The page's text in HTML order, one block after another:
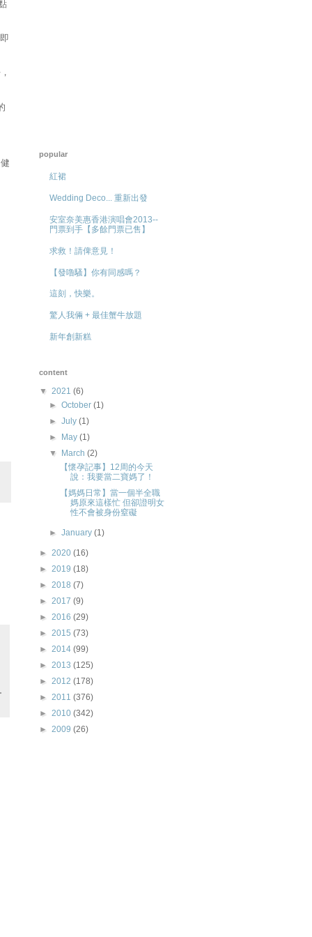
popular
紅裙
Wedding Deco... 重新出發
安室奈美惠香港演唱會2013--
門票到手【多餘門票已售】
求救！請俾意見！
【發嚕騷】你有同感嗎？
這刻，快樂。
驚人我倆 + 最佳蟹牛放題
新年創新糕
content
▼ 2021 (6)
►October(1)
►July(1)
►
May(1)
▼
March(2)
【懷孕記事】12周的今天
說：我要當二寶媽了！
【媽媽日常】當一個半全職
媽原來這樣忙 但卻證明女
性不會被身份窒礙
►January(1)
► 2020 (16)
► 2019 (18)
► 2018 (7)
► 2017 (9)
► 2016 (29)
► 2015 (73)
► 2014 (99)
► 2013 (125)
► 2012 (178)
► 2011 (376)
► 2010 (342)
► 2009 (26)